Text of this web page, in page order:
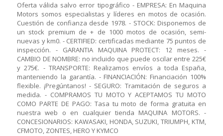
Oferta válida salvo error tipográfico - EMPRESA: En Maquina
Motors somos especialistas y líderes en motos de ocasión.
Cuestión de confianza desde 1978. - STOCK: Disponemos de
un stock premium de + de 1000 motos de ocasión, semi-
nuevas y km0. - CERTIFIED: certificadas mediante 75 puntos de
inspección. - GARANTIA MAQUINA PROTECT: 12 meses. -
CAMBIO DE NOMBRE: no incluido que puede oscilar entre 225€
y 275€. - TRANSPORTE: Realizamos envíos a toda España,
manteniendo la garantía. - FINANCIACIÓN: Financiación 100%
flexible. ¡Pregúntanos! - SEGURO: Tramitación de seguros a
medida. - COMPRAMOS TU MOTO Y ACEPTAMOS TU MOTO
COMO PARTE DE PAGO: Tasa tu moto de forma gratuita en
nuestra web o en cualquier tienda MAQUINA MOTORS. -
CONCESIONARIOS: KAWASAKI, HONDA, SUZUKI, TRIUMPH, KTM,
CFMOTO, ZONTES, HERO Y KYMCO